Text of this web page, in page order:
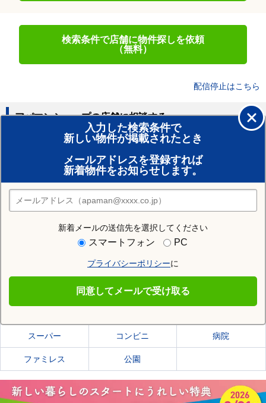
検索条件で店舗に物件探しを依頼
（無料）
配信停止はこちら
入力した検索条件で
新しい物件が掲載されたとき
メールアドレスを登録すれば
新着物件をお知らせします。
新着メールの送信先を選択してください
スマートフォン PC
プライバシーポリシーに
同意してメールで受け取る
アパマンショップの店舗に相談する
賃貸のプロがお部屋探し！
おまかせ物件リクエスト
住みたい街の店舗を探す
店舗検索
住む街研究所で本塩釜駅の情報を見る
本塩釜駅の施設一覧
スーパー コンビニ 病院
ファミレス 公園